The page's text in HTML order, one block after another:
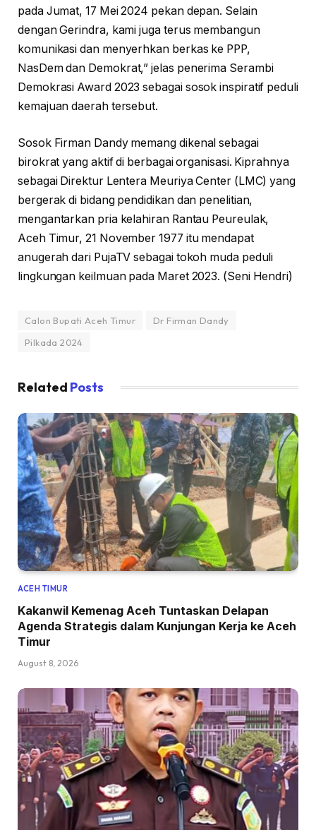
pada Jumat, 17 Mei 2024 pekan depan. Selain
dengan Gerindra, kami juga terus membangun
komunikasi dan menyerhkan berkas ke PPP,
NasDem dan Demokrat,” jelas penerima Serambi
Demokrasi Award 2023 sebagai sosok inspiratif peduli
kemajuan daerah tersebut.
Sosok Firman Dandy memang dikenal sebagai
birokrat yang aktif di berbagai organisasi. Kiprahnya
sebagai Direktur Lentera Meuriya Center (LMC) yang
bergerak di bidang pendidikan dan penelitian,
mengantarkan pria kelahiran Rantau Peureulak,
Aceh Timur, 21 November 1977 itu mendapat
anugerah dari PujaTV sebagai tokoh muda peduli
lingkungan keilmuan pada Maret 2023. (Seni Hendri)
Calon Bupati Aceh Timur
Dr Firman Dandy
Pilkada 2024
Related Posts
ACEH TIMUR
Kakanwil Kemenag Aceh Tuntaskan Delapan
Agenda Strategis dalam Kunjungan Kerja ke Aceh
Timur
August 8, 2026